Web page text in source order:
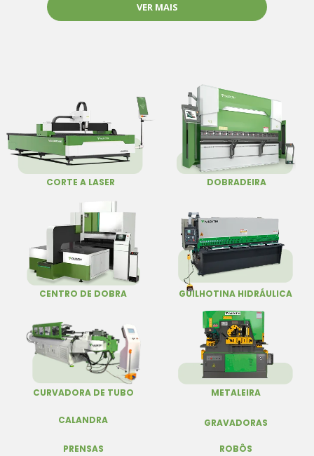
VER MAIS
CORTE A LASER DOBRADEIRA
CENTRO DE DOBRA GUILHOTINA HIDRÁULICA
CURVADORA DE TUBO METALEIRA
CALANDRA GRAVADORAS
PRENSAS ROBÔS